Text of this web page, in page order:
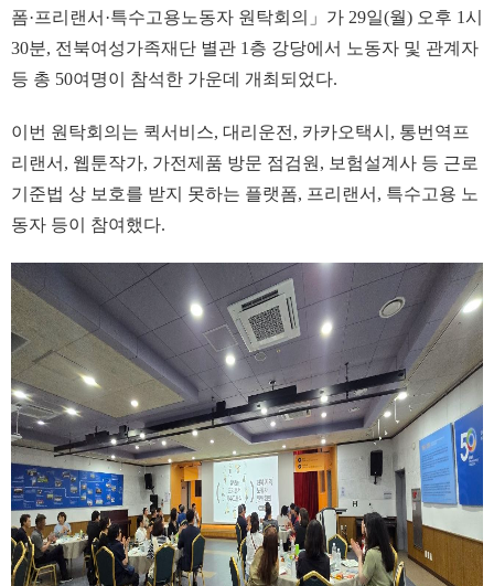
폼·프리랜서·특수고용노동자 원탁회의」가 29일(월) 오후 1시
30분, 전북여성가족재단 별관 1층 강당에서 노동자 및 관계자
등 총 50여명이 참석한 가운데 개최되었다.
이번 원탁회의는 퀵서비스, 대리운전, 카카오택시, 통번역프
리랜서, 웹툰작가, 가전제품 방문 점검원, 보험설계사 등 근로
기준법 상 보호를 받지 못하는 플랫폼, 프리랜서, 특수고용 노
동자 등이 참여했다.